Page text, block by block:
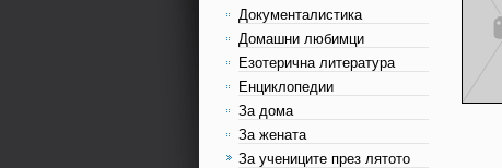
Документалистика
Домашни любимци
Езотерична литература
Енциклопедии
За дома
За жената
За учениците през лятото